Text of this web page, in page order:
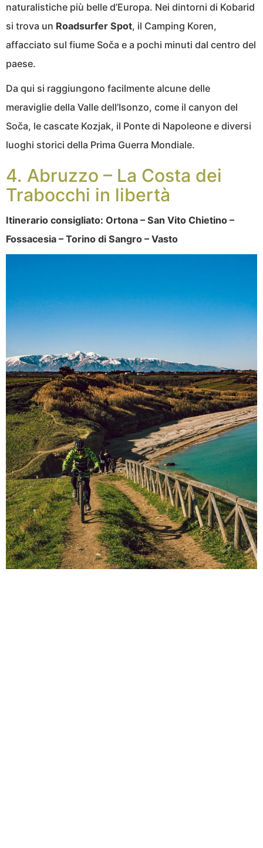
naturalistiche più belle d’Europa. Nei dintorni di Kobarid
si trova un Roadsurfer Spot, il Camping Koren,
affacciato sul fiume Soča e a pochi minuti dal centro del
paese.
Da qui si raggiungono facilmente alcune delle
meraviglie della Valle dell’Isonzo, come il canyon del
Soča, le cascate Kozjak, il Ponte di Napoleone e diversi
luoghi storici della Prima Guerra Mondiale.
4. Abruzzo – La Costa dei
Trabocchi in libertà
Itinerario consigliato: Ortona – San Vito Chietino –
Fossacesia – Torino di Sangro – Vasto